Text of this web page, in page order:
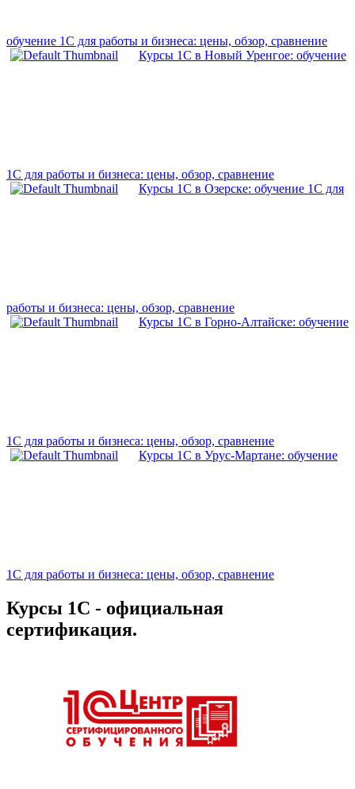
обучение 1С для работы и бизнеса: цены, обзор, сравнение
Курсы 1С в Новый Уренгое: обучение
1С для работы и бизнеса: цены, обзор, сравнение
Курсы 1С в Озерске: обучение 1С для
работы и бизнеса: цены, обзор, сравнение
Курсы 1С в Горно-Алтайске: обучение
1С для работы и бизнеса: цены, обзор, сравнение
Курсы 1С в Урус-Мартане: обучение
1С для работы и бизнеса: цены, обзор, сравнение
Курсы 1С - официальная
сертификация.